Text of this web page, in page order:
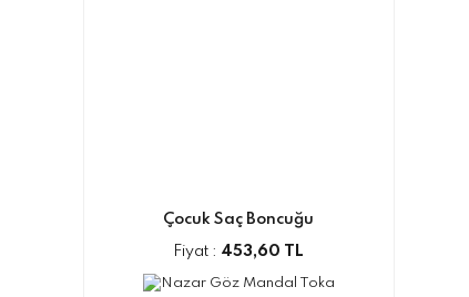
Çocuk Saç Boncuğu
Fiyat : 453,60 TL